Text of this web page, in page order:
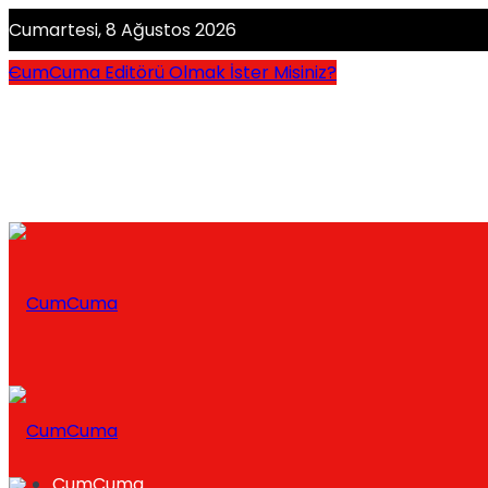
Cumartesi, 8 Ağustos 2026
CumCuma Editörü Olmak İster Misiniz?